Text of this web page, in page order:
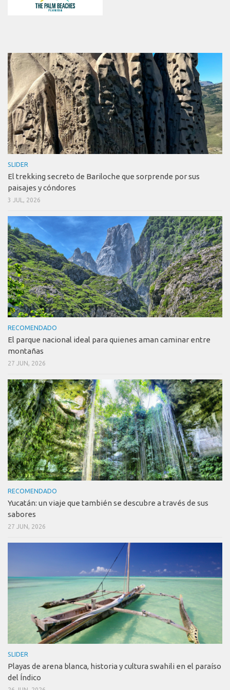
SLIDER
El trekking secreto de Bariloche que sorprende por sus
paisajes y cóndores
3 JUL, 2026
RECOMENDADO
El parque nacional ideal para quienes aman caminar entre
montañas
27 JUN, 2026
RECOMENDADO
Yucatán: un viaje que también se descubre a través de sus
sabores
27 JUN, 2026
SLIDER
Playas de arena blanca, historia y cultura swahili en el paraíso
del Índico